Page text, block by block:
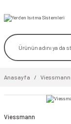
Anasayfa Viessmann
Viessmann